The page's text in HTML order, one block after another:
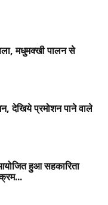
मधुमक्खी पालन से
देखिये प्रमोशन पाने वाले
हुआ सहकारिता